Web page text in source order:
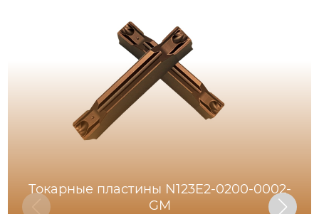
Токарные пластины N123E2-0200-0002-
GM